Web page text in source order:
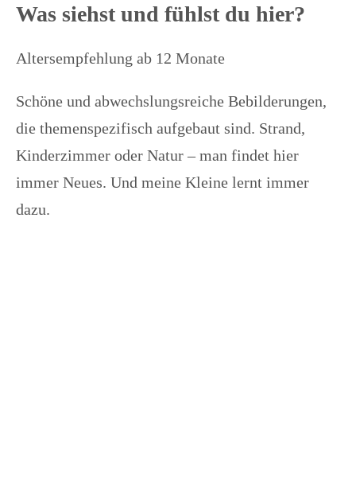
Was siehst und fühlst du hier?
Altersempfehlung ab 12 Monate
Schöne und abwechslungsreiche Bebilderungen,
die themenspezifisch aufgebaut sind. Strand,
Kinderzimmer oder Natur – man findet hier
immer Neues. Und meine Kleine lernt immer
dazu.